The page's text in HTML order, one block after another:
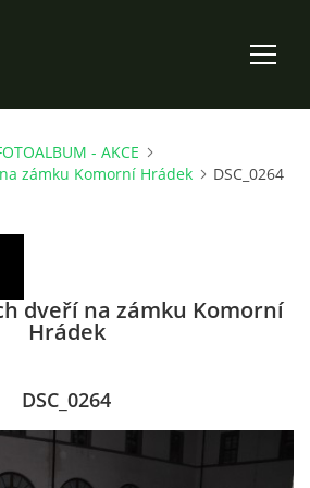
- AKCE
zámku Komorní Hrádek
DSC_0264
dveří na zámku Komorní
Hrádek
DSC_0264